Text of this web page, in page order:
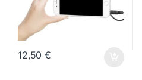
12,50€